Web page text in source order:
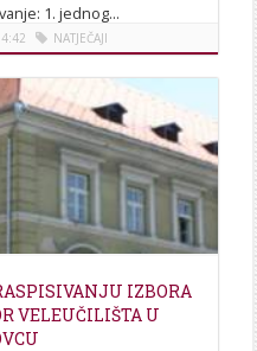
1. jednog...
NATJEČAJI
IZBORA
VELEUČILIŠTA U